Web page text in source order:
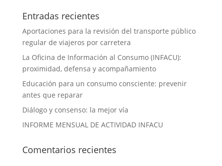
Entradas recientes
Aportaciones para la revisión del transporte público
regular de viajeros por carretera
La Oficina de Información al Consumo (INFACU):
proximidad, defensa y acompañamiento
Educación para un consumo consciente: prevenir
antes que reparar
Diálogo y consenso: la mejor vía
INFORME MENSUAL DE ACTIVIDAD INFACU
Comentarios recientes